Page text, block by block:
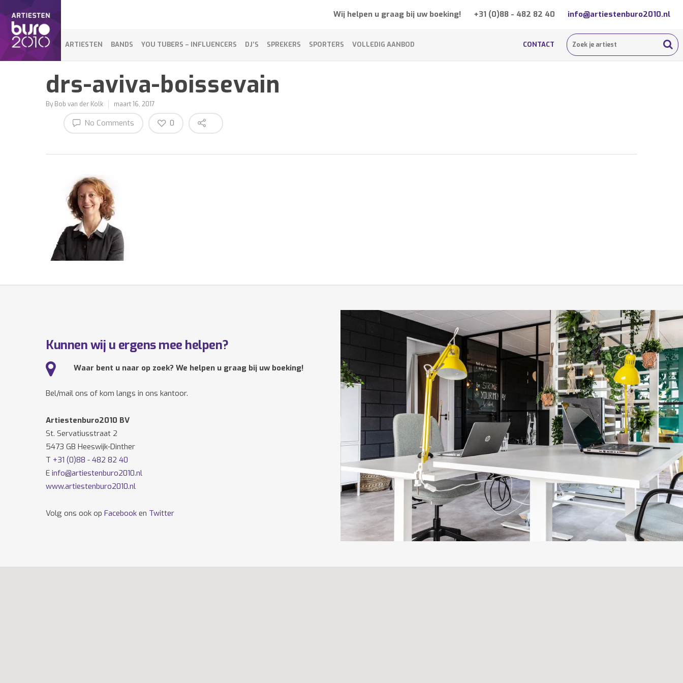
Wij helpen u graag bij uw boeking! +31 (0)88 - 482 82 40 info@artiestenburo2010.nl
ARTIESTEN BANDS YOU TUBERS – INFLUENCERS DJ’S SPREKERS SPORTERS VOLLEDIG AANBOD CONTACT
drs-aviva-boissevain
By Bob van der Kolk maart 16, 2017
No Comments 0
Kunnen wij u ergens mee helpen?
Waar bent u naar op zoek? We helpen u graag bij uw boeking!
Bel/mail ons of kom langs in ons kantoor.
Artiestenburo2010 BV
St. Servatiusstraat 2
5473 GB Heeswijk-Dinther
T +31 (0)88 - 482 82 40
E info@artiestenburo2010.nl
www.artiestenburo2010.nl
Volg ons ook op Facebook en Twitter